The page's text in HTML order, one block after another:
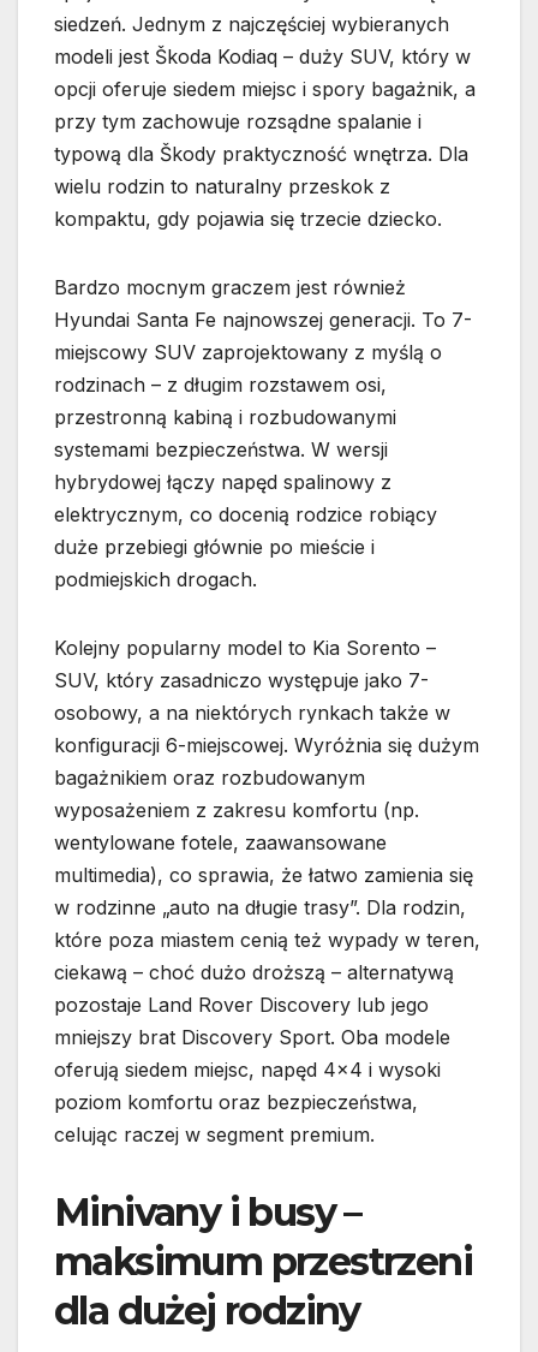
siedzeń. Jednym z najczęściej wybieranych
modeli jest Škoda Kodiaq – duży SUV, który w
opcji oferuje siedem miejsc i spory bagażnik, a
przy tym zachowuje rozsądne spalanie i
typową dla Škody praktyczność wnętrza. Dla
wielu rodzin to naturalny przeskok z
kompaktu, gdy pojawia się trzecie dziecko.
Bardzo mocnym graczem jest również
Hyundai Santa Fe najnowszej generacji. To 7-
miejscowy SUV zaprojektowany z myślą o
rodzinach – z długim rozstawem osi,
przestronną kabiną i rozbudowanymi
systemami bezpieczeństwa. W wersji
hybrydowej łączy napęd spalinowy z
elektrycznym, co docenią rodzice robiący
duże przebiegi głównie po mieście i
podmiejskich drogach.
Kolejny popularny model to Kia Sorento –
SUV, który zasadniczo występuje jako 7-
osobowy, a na niektórych rynkach także w
konfiguracji 6-miejscowej. Wyróżnia się dużym
bagażnikiem oraz rozbudowanym
wyposażeniem z zakresu komfortu (np.
wentylowane fotele, zaawansowane
multimedia), co sprawia, że łatwo zamienia się
w rodzinne „auto na długie trasy”. Dla rodzin,
które poza miastem cenią też wypady w teren,
ciekawą – choć dużo droższą – alternatywą
pozostaje Land Rover Discovery lub jego
mniejszy brat Discovery Sport. Oba modele
oferują siedem miejsc, napęd 4×4 i wysoki
poziom komfortu oraz bezpieczeństwa,
celując raczej w segment premium.
Minivany i busy –
maksimum przestrzeni
dla dużej rodziny